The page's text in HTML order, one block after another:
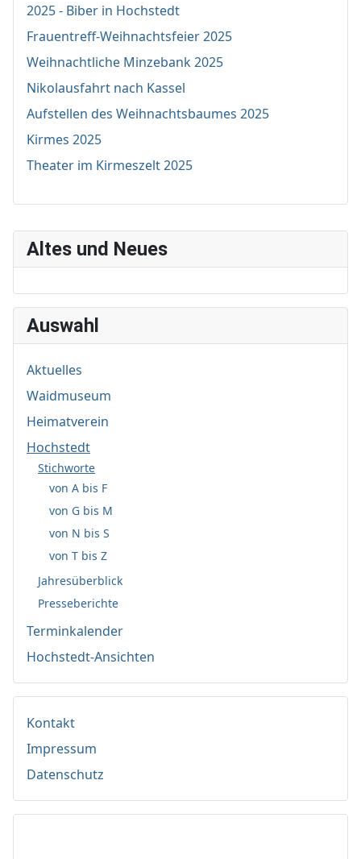
Altes und Neues
Auswahl
Aktuelles
Waidmuseum
Heimatverein
Hochstedt
Stichworte
von A bis F
von G bis M
von N bis S
von T bis Z
Jahresüberblick
Presseberichte
Terminkalender
Hochstedt-Ansichten
Kontakt
Impressum
Datenschutz
2025 - Biber in Hochstedt
Frauentreff-Weihnachtsfeier 2025
Weihnachtliche Minzebank 2025
Nikolausfahrt nach Kassel
Aufstellen des Weihnachtsbaumes 2025
Kirmes 2025
Theater im Kirmeszelt 2025